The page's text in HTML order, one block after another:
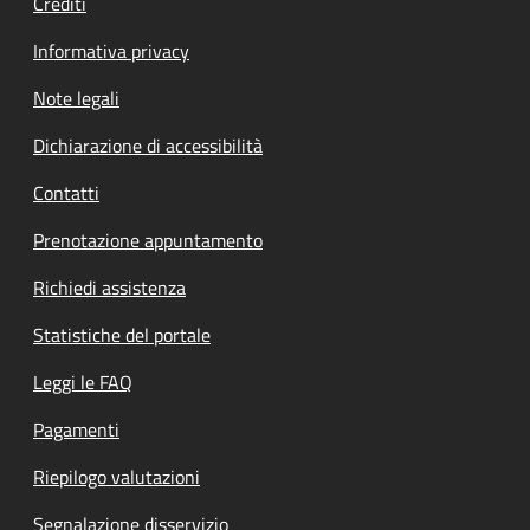
Informativa privacy
Note legali
Dichiarazione di accessibilità
Contatti
Prenotazione appuntamento
Richiedi assistenza
Statistiche del portale
Leggi le FAQ
Pagamenti
Riepilogo valutazioni
Segnalazione disservizio